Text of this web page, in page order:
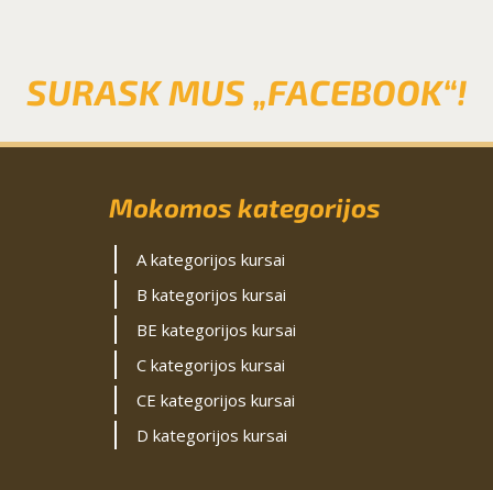
SURASK MUS „FACEBOOK“!
Mokomos kategorijos
A kategorijos kursai
B kategorijos kursai
BE kategorijos kursai
C kategorijos kursai
CE kategorijos kursai
D kategorijos kursai